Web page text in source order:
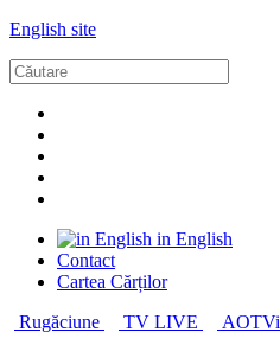
English site
in English
Contact
Cartea Cărților
Rugăciune
TV LIVE AOTVi